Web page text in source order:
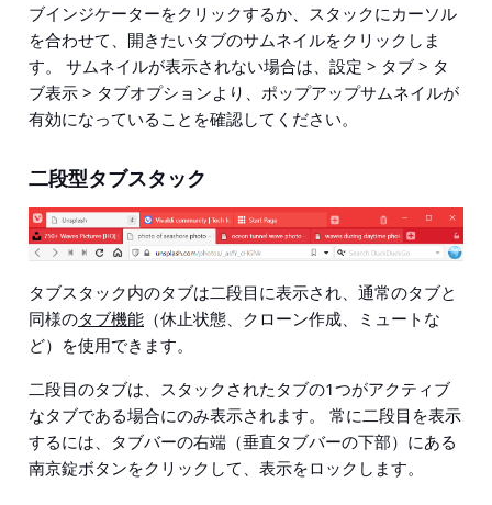
ブインジケーターをクリックするか、スタックにカーソル
を合わせて、開きたいタブのサムネイルをクリックしま
す。 サムネイルが表示されない場合は、 設定 > タブ > タ
ブ表示 > タブオプションより、ポップアップサムネイルが
有効になっていることを確認してください。
二段型タブスタック
タブスタック内のタブは二段目に表示され、通常のタブと
同様のタブ機能 （休止状態、クローン作成、ミュートな
ど）を使用できます。
二段目のタブは、スタックされたタブの1つがアクティブ
なタブである場合にのみ表示されます。 常に二段目を表示
するには、タブバーの右端（垂直タブバーの下部）にある
南京錠ボタンをクリックして、表示をロックします。